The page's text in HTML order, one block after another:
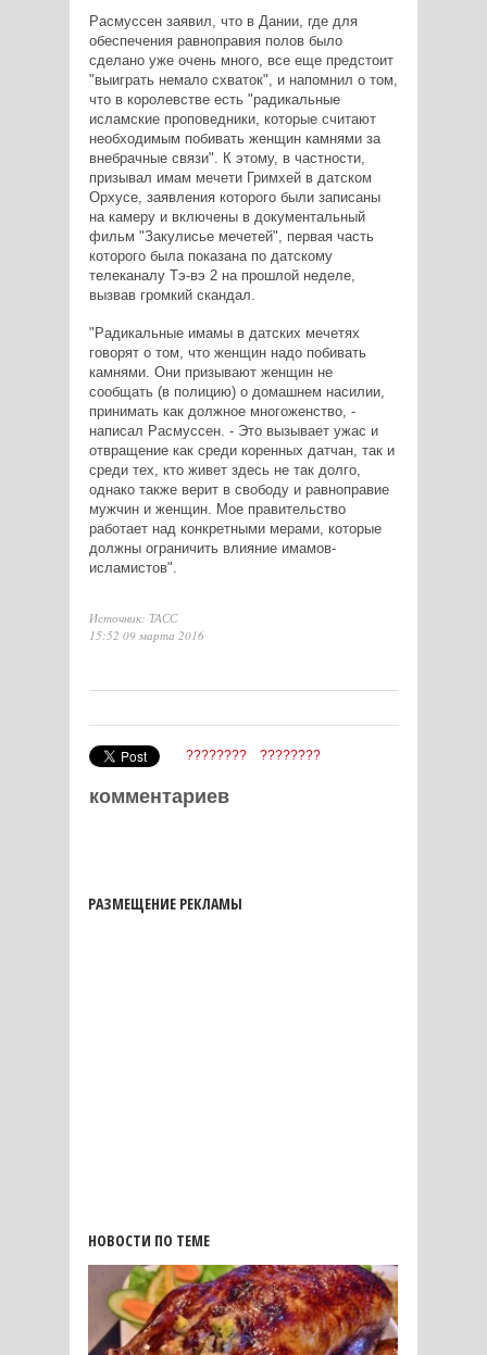
Расмуссен заявил, что в Дании, где для
обеспечения равноправия полов было
сделано уже очень много, все еще предстоит
"выиграть немало схваток", и напомнил о том,
что в королевстве есть "радикальные
исламские проповедники, которые считают
необходимым побивать женщин камнями за
внебрачные связи". К этому, в частности,
призывал имам мечети Гримхей в датском
Орхусе, заявления которого были записаны
на камеру и включены в документальный
фильм "Закулисье мечетей", первая часть
которого была показана по датскому
телеканалу Тэ-вэ 2 на прошлой неделе,
вызвав громкий скандал.
"Радикальные имамы в датских мечетях
говорят о том, что женщин надо побивать
камнями. Они призывают женщин не
сообщать (в полицию) о домашнем насилии,
принимать как должное многоженство, -
написал Расмуссен. - Это вызывает ужас и
отвращение как среди коренных датчан, так и
среди тех, кто живет здесь не так долго,
однако также верит в свободу и равноправие
мужчин и женщин. Мое правительство
работает над конкретными мерами, которые
должны ограничить влияние имамов-
исламистов".
Источник: ТАСС
15:52 09 марта 2016
???????? ????????
комментариев
РАЗМЕЩЕНИЕ РЕКЛАМЫ
НОВОСТИ ПО ТЕМЕ